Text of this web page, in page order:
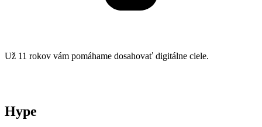
Už 11 rokov vám pomáhame dosahovať digitálne ciele.
Hype